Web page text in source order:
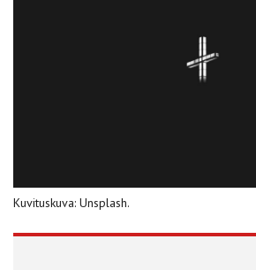
Kuvituskuva: Unsplash.